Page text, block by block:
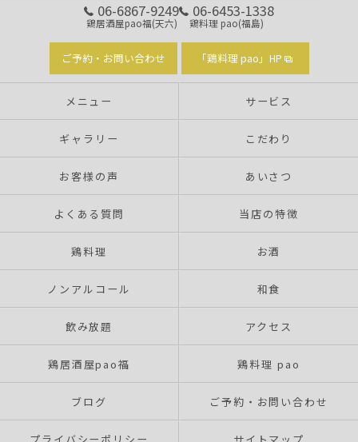
06-6867-9249
鶏居酒屋pao福(天六)
06-6453-1338
鶏料理 pao(福島)
ご予約・お問い合わせ 「鶏料理 pao」HP
メニュー サービス
ギャラリー こだわり
お客様の声 あいさつ
よくある質問 当店の特徴
鶏料理 お酒
ノンアルコール 和食
飲み放題 アクセス
鶏居酒屋pao福 鶏料理 pao
ブログ ご予約・お問い合わせ